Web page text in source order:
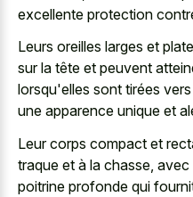
excellente protection
Leurs oreilles larges et
sur la tête et peuvent
lorsqu'elles sont tirées
une apparence unique et
Leur corps compact et
traque et à la chasse,
poitrine profonde qui